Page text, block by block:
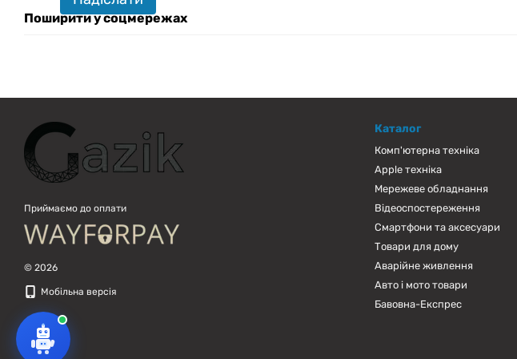
Поширити у соцмережах
Приймаємо до оплати
© 2026
Мобільна версія
Каталог
Комп'ютерна техніка
Apple техніка
Мережеве обладнання
Відеоспостереження
Смартфони та аксесуари
Товари для дому
Аварійне живлення
Авто і мото товари
Бавовна-Експрес